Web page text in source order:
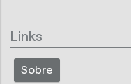
Links
Sobre